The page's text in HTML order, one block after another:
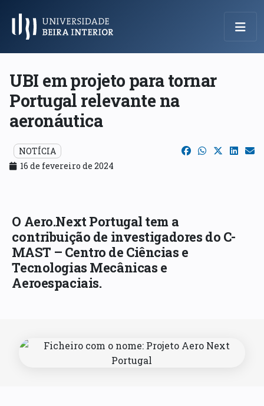
Menu Principal
UBI em projeto para tornar
Portugal relevante na
aeronáutica
NOTÍCIA
16 de fevereiro de 2024
O Aero.Next Portugal tem a
contribuição de investigadores do C-
MAST – Centro de Ciências e
Tecnologias Mecânicas e
Aeroespaciais.